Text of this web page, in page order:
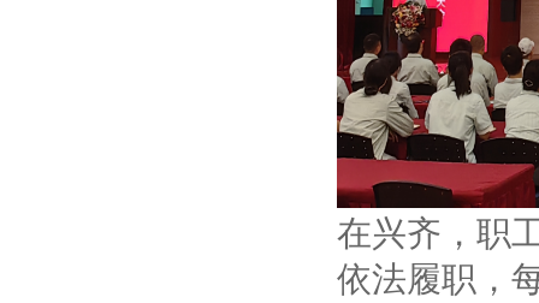
在兴齐，职
依法履职，